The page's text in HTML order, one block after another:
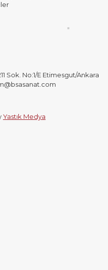
Sok. No:1/E Etimesgut/Ankara
Yastık Medya